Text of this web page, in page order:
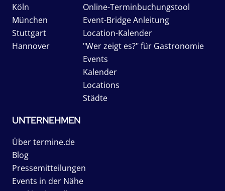
Köln
München
Stuttgart
Hannover
Online-Terminbuchungstool
Event-Bridge Anleitung
Location-Kalender
"Wer zeigt es?" für Gastronomie
Events
Kalender
Locations
Städte
UNTERNEHMEN
Über termine.de
Blog
Pressemitteilungen
Events in der Nähe